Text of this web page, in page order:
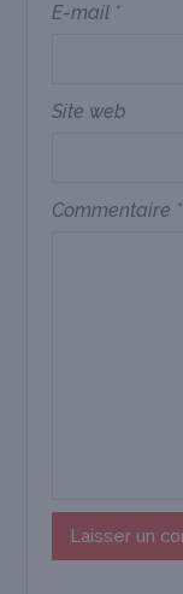
E-mail *
Site web
Commentaire *